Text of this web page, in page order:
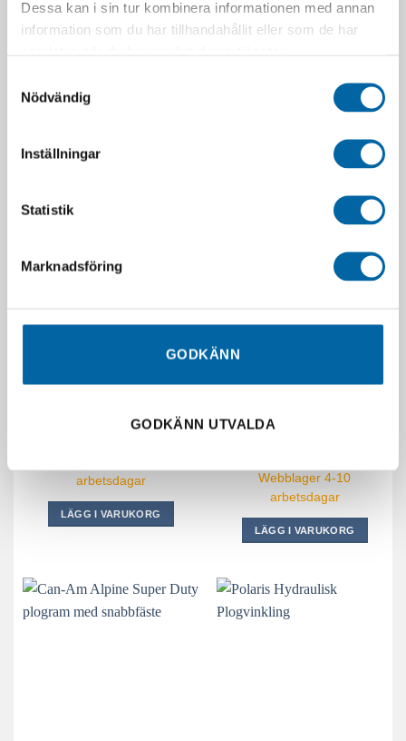
Dessa kan i sin tur kombinera informationen med annan
information som du har tillhandahållit eller som de har
Nödvändig
Inställningar
Statistik
Marknadsföring
GODKÄNN
GODKÄNN UTVALDA
Quick Pin Till Warn
I lager
1500mm Push Broom Tool
– Front Brush Part
Glacier® HD Plow Mount
arbetsdagar
LÄGG I VARUKORG
Polaris Integrated Plow
Webblager 4-10
arbetsdagar
LÄGG I VARUKORG